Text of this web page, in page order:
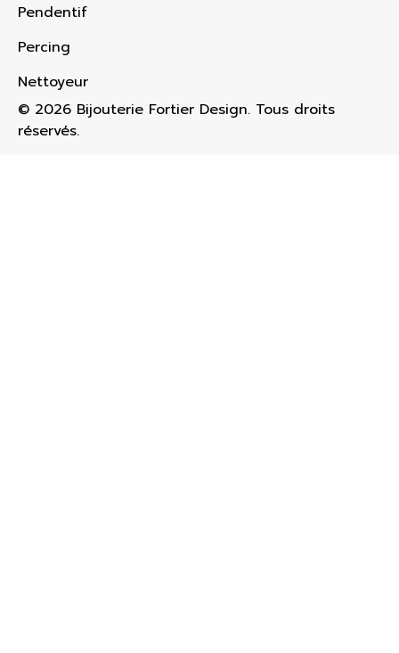
Pendentif
Percing
Nettoyeur
© 2026 Bijouterie Fortier Design. Tous droits
réservés.